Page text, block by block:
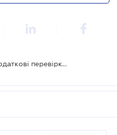
Скасування мораторію на податкові перевірки: з'явився доопрацьований варіант проєкту